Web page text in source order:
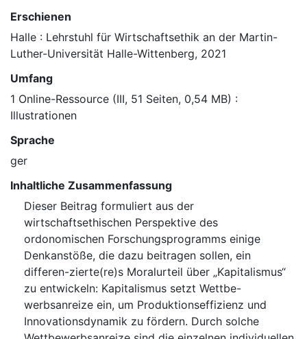
Erschienen
Halle : Lehrstuhl für Wirtschaftsethik an der Martin-
Luther-Universität Halle-Wittenberg, 2021
Umfang
1 Online-Ressource (III, 51 Seiten, 0,54 MB) :
Illustrationen
Sprache
ger
Inhaltliche Zusammenfassung
Dieser Beitrag formuliert aus der
wirtschaftsethischen Perspektive des
ordonomischen Forschungsprogramms einige
Denkanstöße, die dazu beitragen sollen, ein
differen-zierte(re)s Moralurteil über „Kapitalismus“
zu entwickeln: Kapitalismus setzt Wettbe-
werbsanreize ein, um Produktionseffizienz und
Innovationsdynamik zu fördern. Durch solche